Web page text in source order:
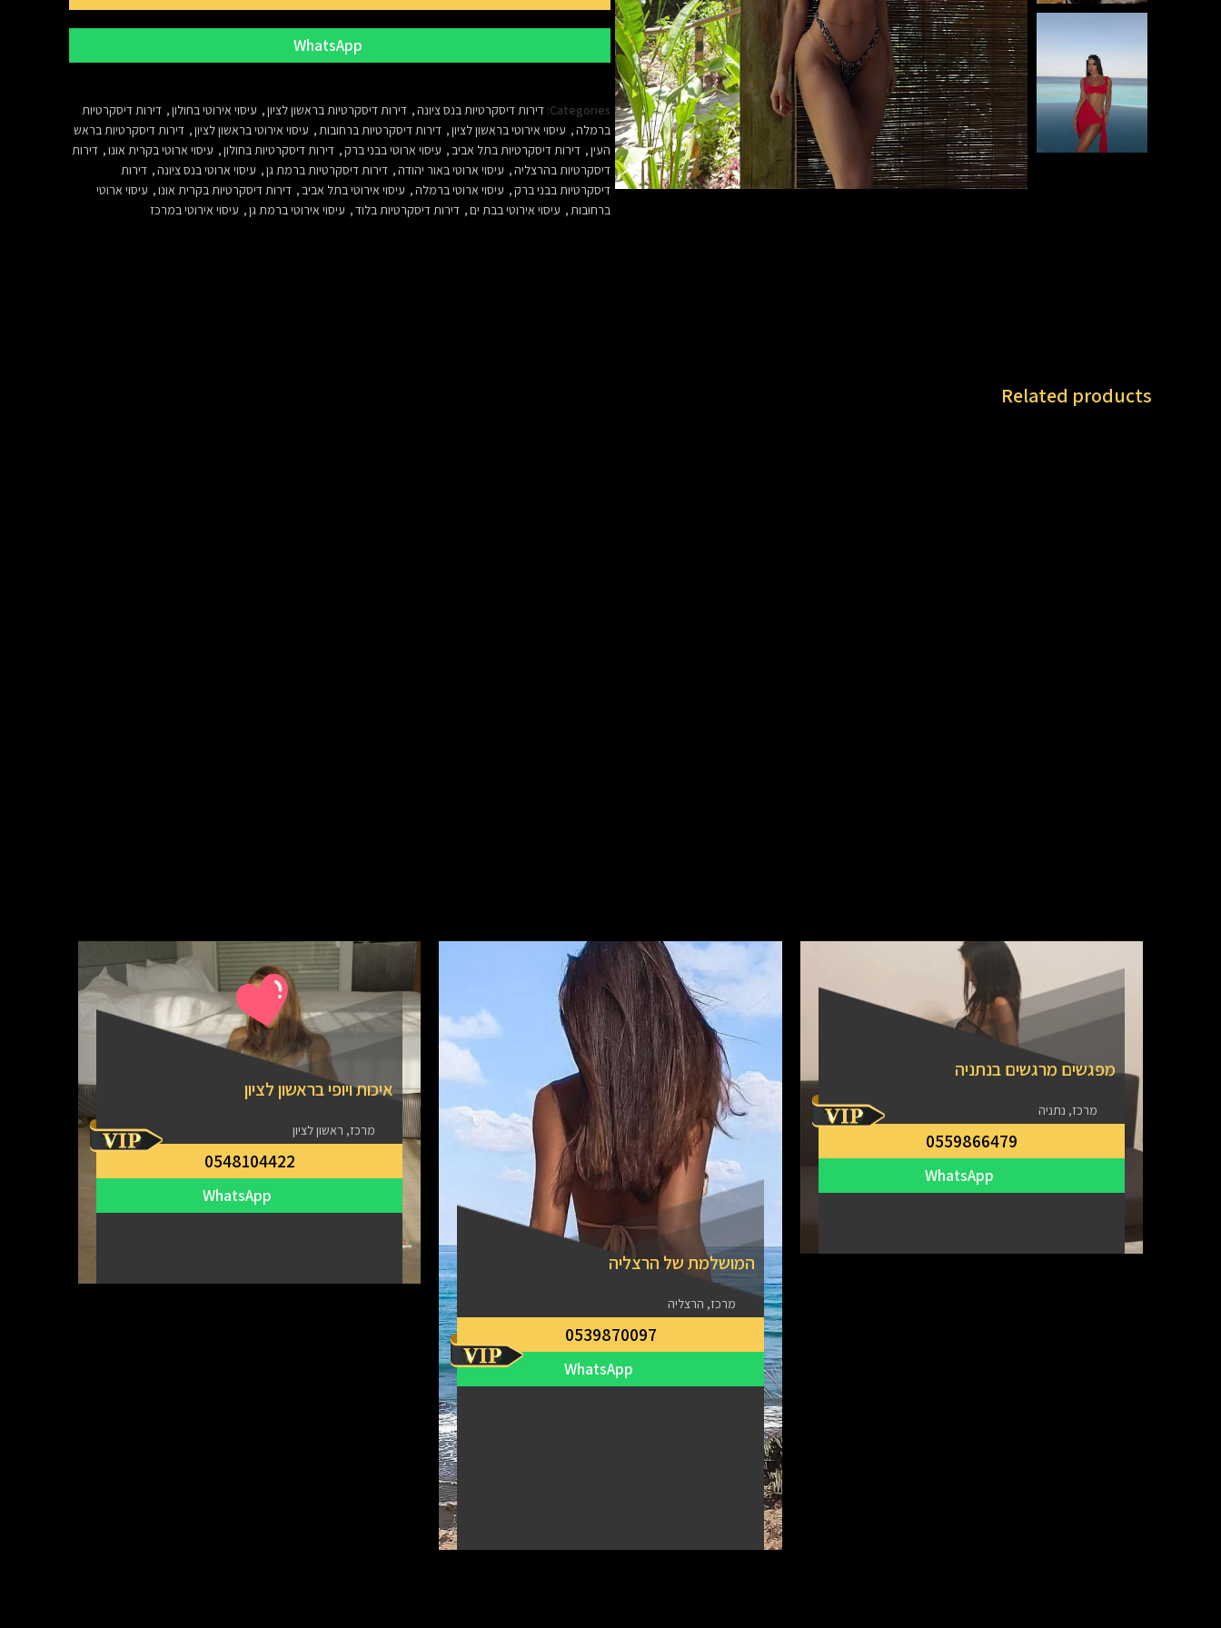
Categories: דירות דיסקרטיות בנס ציונה, דירות דיסקרטיות בראשון לציון, עיסוי אירוטי בחולון, דירות דיסקרטיות
ברמלה, עיסוי אירוטי בראשון לציון, דירות דיסקרטיות ברחובות, עיסוי אירוטי בראשון לציון, דירות דיסקרטיות בראש
העין, דירות דיסקרטיות בתל אביב, עיסוי ארוטי בבני ברק, דירות דיסקרטיות בחולון, עיסוי ארוטי בקרית אונו, דירות
דיסקרטיות בהרצליה, עיסוי ארוטי באור יהודה, דירות דיסקרטיות ברמת גן, עיסוי ארוטי בנס ציונה, דירות
דיסקרטיות בבני ברק, עיסוי ארוטי ברמלה, עיסוי אירוטי בתל אביב, דירות דיסקרטיות בקרית אונו, עיסוי ארוטי
ברחובות, עיסוי אירוטי בבת ים, דירות דיסקרטיות בלוד, עיסוי אירוטי ברמת גן, עיסוי אירוטי במרכז
Related products
מפגשים מרגשים בנתניה
מרכז, נתניה
0559866479
המושלמת של הרצליה
מרכז, הרצליה
0539870097
איכות ויופי בראשון לציון
מרכז, ראשון לציון
0548104422